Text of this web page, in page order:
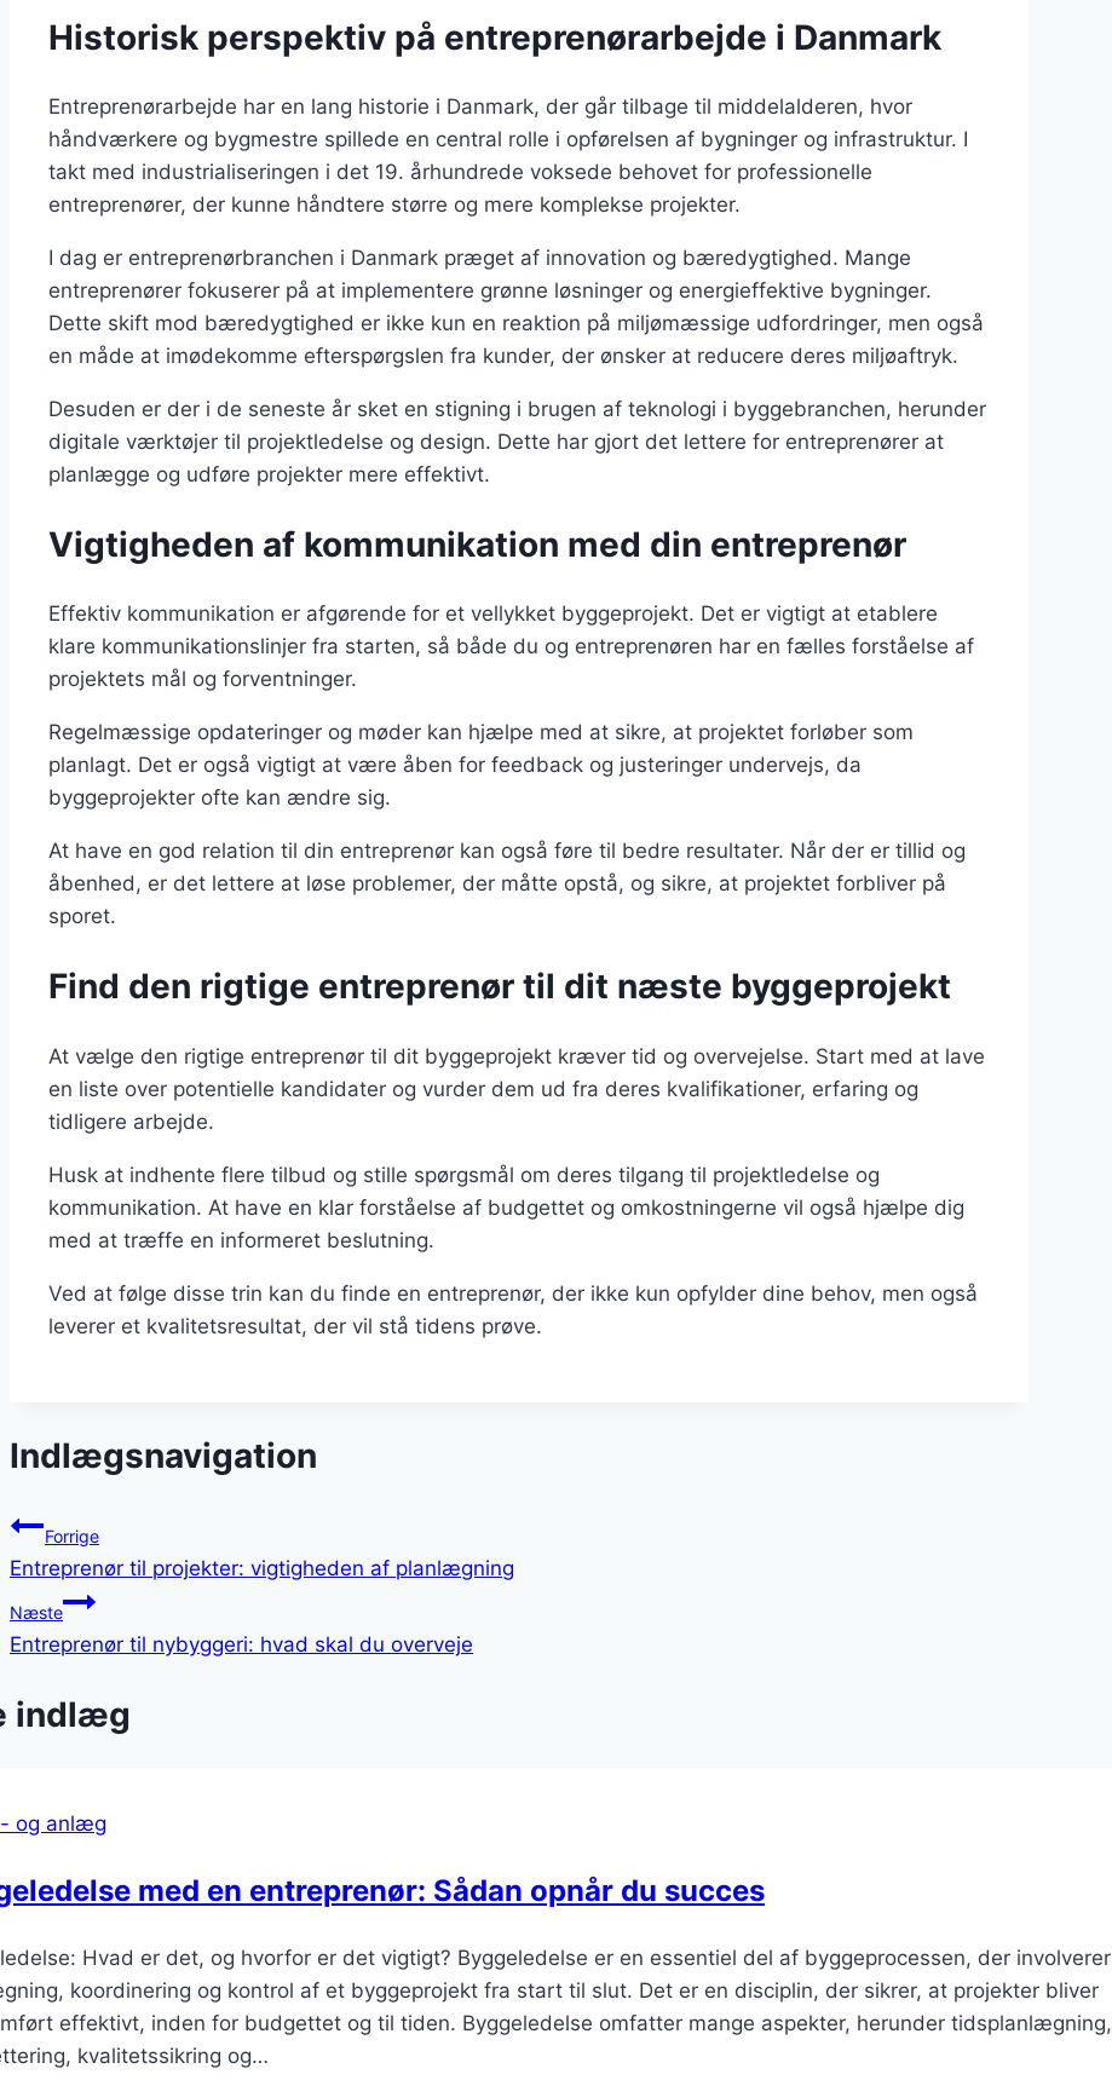
Historisk perspektiv på entreprenørarbejde i Danmark
Entreprenørarbejde har en lang historie i Danmark, der går tilbage til middelalderen, hvor
håndværkere og bygmestre spillede en central rolle i opførelsen af bygninger og infrastruktur. I
takt med industrialiseringen i det 19. århundrede voksede behovet for professionelle
entreprenører, der kunne håndtere større og mere komplekse projekter.
I dag er entreprenørbranchen i Danmark præget af innovation og bæredygtighed. Mange
entreprenører fokuserer på at implementere grønne løsninger og energieffektive bygninger.
Dette skift mod bæredygtighed er ikke kun en reaktion på miljømæssige udfordringer, men også
en måde at imødekomme efterspørgslen fra kunder, der ønsker at reducere deres miljøaftryk.
Desuden er der i de seneste år sket en stigning i brugen af teknologi i byggebranchen, herunder
digitale værktøjer til projektledelse og design. Dette har gjort det lettere for entreprenører at
planlægge og udføre projekter mere effektivt.
Vigtigheden af kommunikation med din entreprenør
Effektiv kommunikation er afgørende for et vellykket byggeprojekt. Det er vigtigt at etablere
klare kommunikationslinjer fra starten, så både du og entreprenøren har en fælles forståelse af
projektets mål og forventninger.
Regelmæssige opdateringer og møder kan hjælpe med at sikre, at projektet forløber som
planlagt. Det er også vigtigt at være åben for feedback og justeringer undervejs, da
byggeprojekter ofte kan ændre sig.
At have en god relation til din entreprenør kan også føre til bedre resultater. Når der er tillid og
åbenhed, er det lettere at løse problemer, der måtte opstå, og sikre, at projektet forbliver på
sporet.
Find den rigtige entreprenør til dit næste byggeprojekt
At vælge den rigtige entreprenør til dit byggeprojekt kræver tid og overvejelse. Start med at lave
en liste over potentielle kandidater og vurder dem ud fra deres kvalifikationer, erfaring og
tidligere arbejde.
Husk at indhente flere tilbud og stille spørgsmål om deres tilgang til projektledelse og
kommunikation. At have en klar forståelse af budgettet og omkostningerne vil også hjælpe dig
med at træffe en informeret beslutning.
Ved at følge disse trin kan du finde en entreprenør, der ikke kun opfylder dine behov, men også
leverer et kvalitetsresultat, der vil stå tidens prøve.
Indlægsnavigation
Forrige
Entreprenør til projekter: vigtigheden af planlægning
Næste
Entreprenør til nybyggeri: hvad skal du overveje
indlæg
og anlæg
med en entreprenør: Sådan opnår du succes
Hvad er det, og hvorfor er det vigtigt? Byggeledelse er en essentiel del af byggeprocessen, der involverer
koordinering og kontrol af et byggeprojekt fra start til slut. Det er en disciplin, der sikrer, at projekter bliver
effektivt, inden for budgettet og til tiden. Byggeledelse omfatter mange aspekter, herunder tidsplanlægning,
kvalitetssikring og…